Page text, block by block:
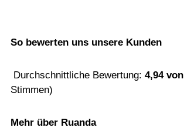
So bewerten uns unsere Kunden
Durchschnittliche Bewertung: 4,94von
Stimmen)
Mehr über Ruanda